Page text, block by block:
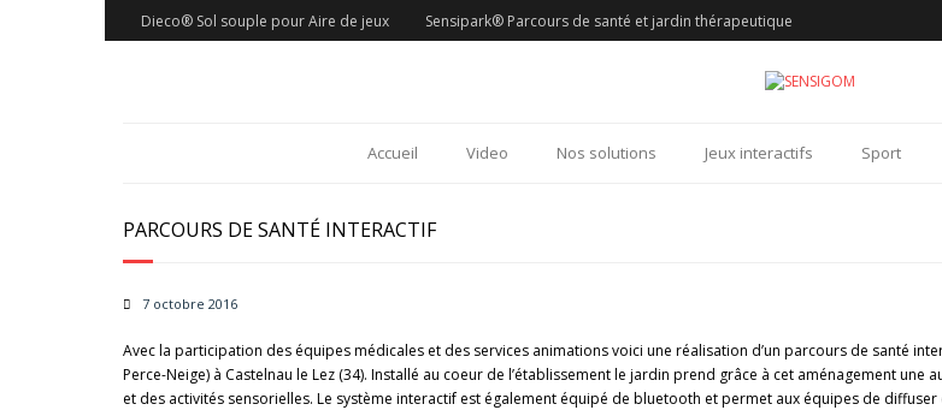
Dieco® Sol souple pour Aire de jeux Sensipark® Parcours de santé et jardin thérapeutique
Accueil Video Nos solutions Jeux interactifs Sport
PARCOURS DE SANTÉ INTERACTIF
7 octobre 2016
Avec la participation des équipes médicales et des services animations voici une réalisation d’un parcours de santé
Perce-Neige) à Castelnau le Lez (34). Installé au coeur de l’établissement le jardin prend grâce à cet aménagement
et des activités sensorielles. Le système interactif est également équipé de bluetooth et permet aux équipes de